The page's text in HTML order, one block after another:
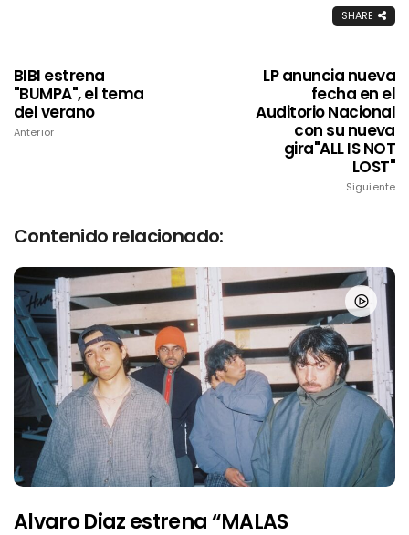
SHARE
BIBI estrena
"BUMPA", el tema
del verano
Anterior
LP anuncia nueva
fecha en el
Auditorio Nacional
con su nueva
gira"ALL IS NOT
LOST"
Siguiente
Contenido relacionado:
Alvaro Diaz estrena “MALAS